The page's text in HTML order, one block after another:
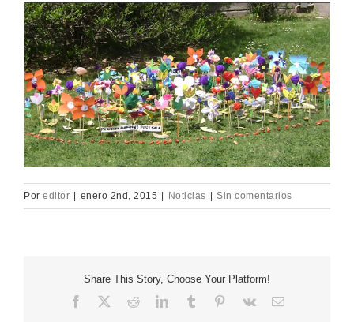
Por editor enero 2nd, 2015 Noticias Sin comentarios
Share This Story, Choose Your Platform!
Facebook RedditLinkedInTumblr Pinterest
Vk
Correo